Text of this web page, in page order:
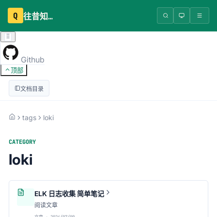
Q 往昔知识库
Github
顶部
文档目录
tags loki
CATEGORY
loki
ELK 日志收集 简单笔记
阅读文章